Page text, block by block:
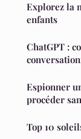
Explorez la
enfants
ChatGPT :
Espionner
procéder
Top 10